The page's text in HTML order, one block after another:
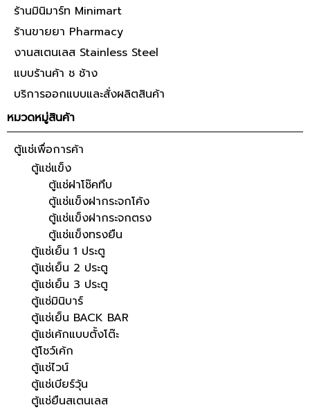
ร้านมินิมาร์ท Minimart
ร้านขายยา Pharmacy
งานสเตนเลส Stainless Steel
แบบร้านค้า ช ช้าง
บริการออกแบบและสั่งผลิตสินค้า
หมวดหมู่สินค้า
ตู้แช่เพื่อการค้า
ตู้แช่แข็ง
ตู้แช่ฝาโช๊คทึบ
ตู้แช่แข็งฝากระจกโค้ง
ตู้แช่แข็งฝากระจกตรง
ตู้แช่แข็งทรงยืน
ตู้แช่เย็น 1 ประตู
ตู้แช่เย็น 2 ประตู
ตู้แช่เย็น 3 ประตู
ตู้แช่มินิบาร์
ตู้แช่เย็น BACK BAR
ตู้แช่เค้กแบบตั้งโต๊ะ
ตู้โชว์เค้ก
ตู้แช่ไวน์
ตู้แช่เบียร์วุ้น
ตู้แช่ยืนสเตนเลส